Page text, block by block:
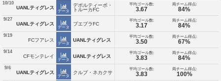
10/10
UANLティグレス
データ
デポルティーボ・
トルーカFC
平均ゴール数:
3.67
両チーム得点:
84%
9/27
UANLティグレス
データ
プエブラFC
平均ゴール数:
3.17
両チーム得点:
84%
9/19
FCフアレス
データ
UANLティグレス
平均ゴール数:
3.50
両チーム得点:
67%
9/14
CFモンテレイ
データ
UANLティグレス
平均ゴール数:
3.83
両チーム得点:
84%
9/6
UANLティグレス
データ
クルブ・ネカクサ
平均ゴール数:
3.83
両チーム得点:
100%